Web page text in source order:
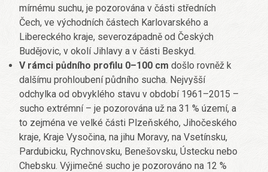
mírnému suchu, je pozorována v části středních
Čech, ve východních částech Karlovarského a
Libereckého kraje, severozápadně od Českých
Budějovic, v okolí Jihlavy a v části Beskyd.
V rámci půdního profilu 0–100 cm došlo rovněž k
dalšímu prohloubení půdního sucha. Nejvyšší
odchylka od obvyklého stavu v období 1961–2015 –
sucho extrémní – je pozorována už na 31 % území, a
to zejména ve velké části Plzeňského, Jihočeského
kraje, Kraje Vysočina, na jihu Moravy, na Vsetínsku,
Pardubicku, Rychnovsku, Benešovsku, Ústecku nebo
Chebsku. Výjimečné sucho je pozorováno na 12 %